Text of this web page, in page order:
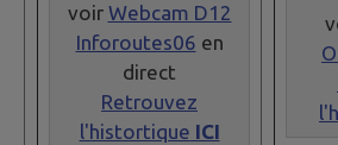
voir Webcam D12
Inforoutes06 en
direct
Retrouvez
l'histortique ICI